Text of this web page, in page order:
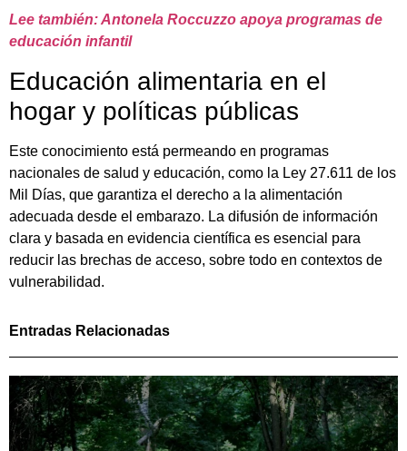
Lee también: Antonela Roccuzzo apoya programas de
educación infantil
Educación alimentaria en el
hogar y políticas públicas
Este conocimiento está permeando en programas
nacionales de salud y educación, como la Ley 27.611 de los
Mil Días, que garantiza el derecho a la alimentación
adecuada desde el embarazo. La difusión de información
clara y basada en evidencia científica es esencial para
reducir las brechas de acceso, sobre todo en contextos de
vulnerabilidad.
Entradas Relacionadas